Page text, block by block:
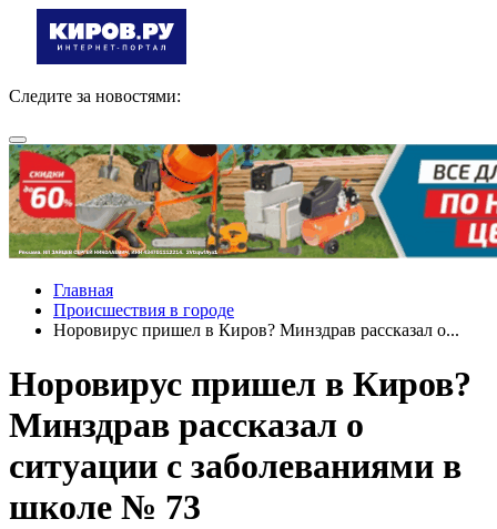
Следите за новостями:
Главная
Происшествия в городе
Норовирус пришел в Киров? Минздрав рассказал о...
Норовирус пришел в Киров?
Минздрав рассказал о
ситуации с заболеваниями в
школе № 73